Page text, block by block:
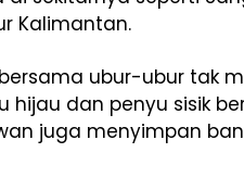
Kalimantan.
ubur-ubur tak
hijau dan penyu sisik
juga menyimpan